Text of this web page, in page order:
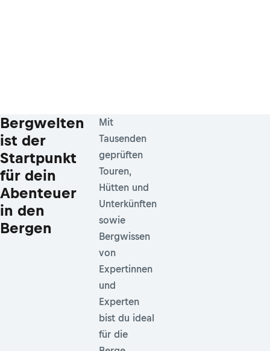
Bergwelten
ist der
Startpunkt
für dein
Abenteuer
in den
Bergen
Mit
Tausenden
geprüften
Touren,
Hütten und
Unterkünften
sowie
Bergwissen
von
Expertinnen
und
Experten
bist du ideal
für die